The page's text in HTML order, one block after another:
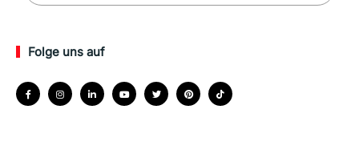
Folge uns auf